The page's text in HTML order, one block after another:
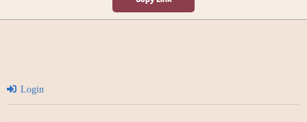
Login